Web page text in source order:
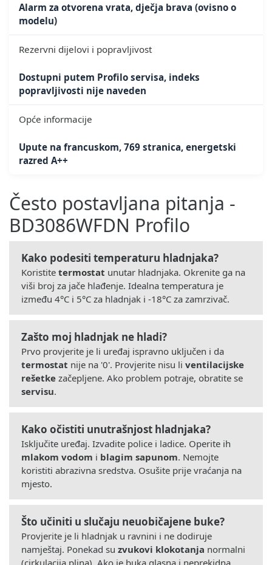
Alarm za otvorena vrata, dječja brava (ovisno o
modelu)
Rezervni dijelovi i popravljivost
Dostupni putem Profilo servisa, indeks
popravljivosti nije naveden
Opće informacije
Upute na francuskom, 769 stranica, energetski
razred A++
Često postavljana pitanja -
BD3086WFDN Profilo
Kako podesiti temperaturu hladnjaka?
Koristite termostat unutar hladnjaka. Okrenite ga na
viši broj za jače hlađenje. Idealna temperatura je
između 4°C i 5°C za hladnjak i -18°C za zamrzivač.
Zašto moj hladnjak ne hladi?
Prvo provjerite je li uređaj ispravno uključen i da
termostat nije na '0'. Provjerite nisu li ventilacijske
rešetke začepljene. Ako problem potraje, obratite se
servisu.
Kako očistiti unutrašnjost hladnjaka?
Isključite uređaj. Izvadite police i ladice. Operite ih
mlakom vodom i blagim sapunom. Nemojte
koristiti abrazivna sredstva. Osušite prije vraćanja na
mjesto.
Što učiniti u slučaju neuobičajene buke?
Provjerite je li hladnjak u ravnini i ne dodiruje
namještaj. Ponekad su zvukovi klokotanja normalni
(cirkulacija plina). Ako je buka glasna i neprekidna,